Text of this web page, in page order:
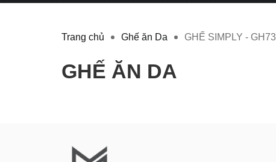
Trang chủ Ghế ăn Da GHẾ SIMPLY - GH73
GHẾ ĂN DA